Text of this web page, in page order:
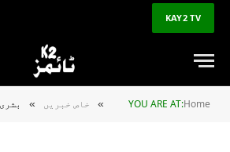
KAY2 TV
YOU ARE AT:Home
» خاص خبریں » بشری بی